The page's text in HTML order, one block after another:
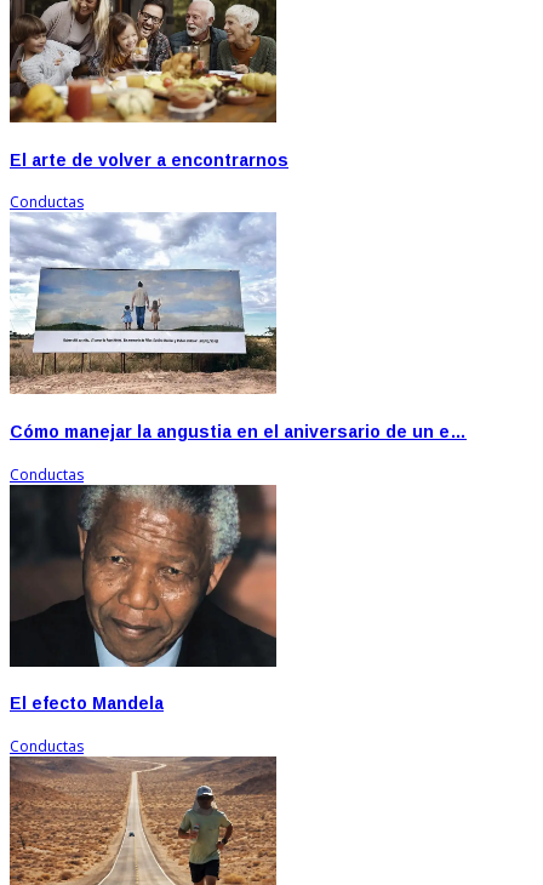
El arte de volver a encontrarnos
Conductas
Cómo manejar la angustia en el aniversario de un e…
Conductas
El efecto Mandela
Conductas